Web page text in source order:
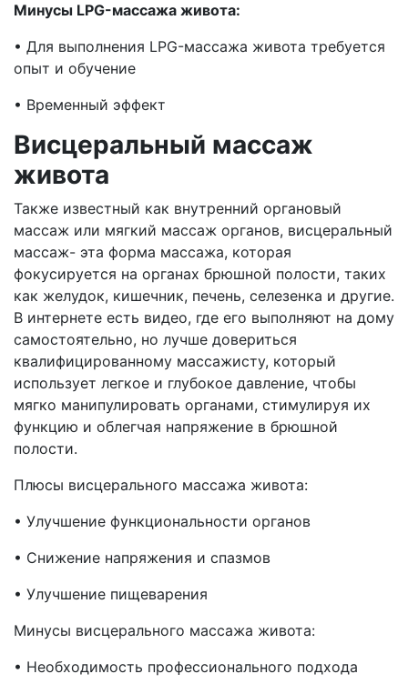
Минусы LPG-массажа живота:
• Для выполнения LPG-массажа живота требуется
опыт и обучение
• Временный эффект
Висцеральный массаж
живота
Также известный как внутренний органовый
массаж или мягкий массаж органов, висцеральный
массаж- эта форма массажа, которая
фокусируется на органах брюшной полости, таких
как желудок, кишечник, печень, селезенка и другие.
В интернете есть видео, где его выполняют на дому
самостоятельно, но лучше довериться
квалифицированному массажисту, который
использует легкое и глубокое давление, чтобы
мягко манипулировать органами, стимулируя их
функцию и облегчая напряжение в брюшной
полости.
Плюсы висцерального массажа живота:
• Улучшение функциональности органов
• Снижение напряжения и спазмов
• Улучшение пищеварения
Минусы висцерального массажа живота:
• Необходимость профессионального подхода